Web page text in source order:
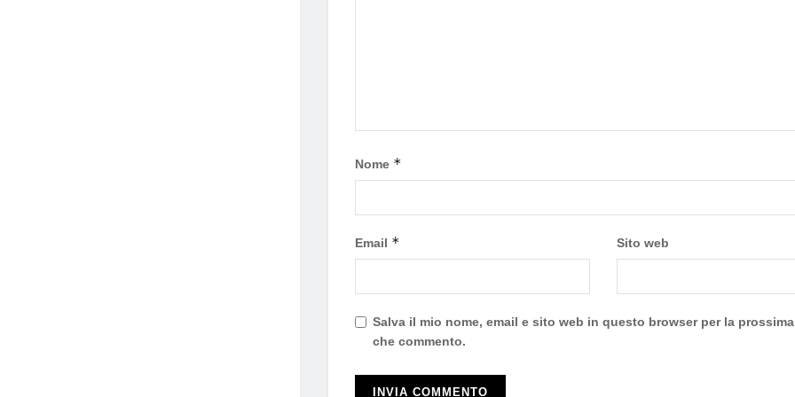
Nome *
Email * Sito web
Salva il mio nome, email e sito web in questo browser per la
che commento.